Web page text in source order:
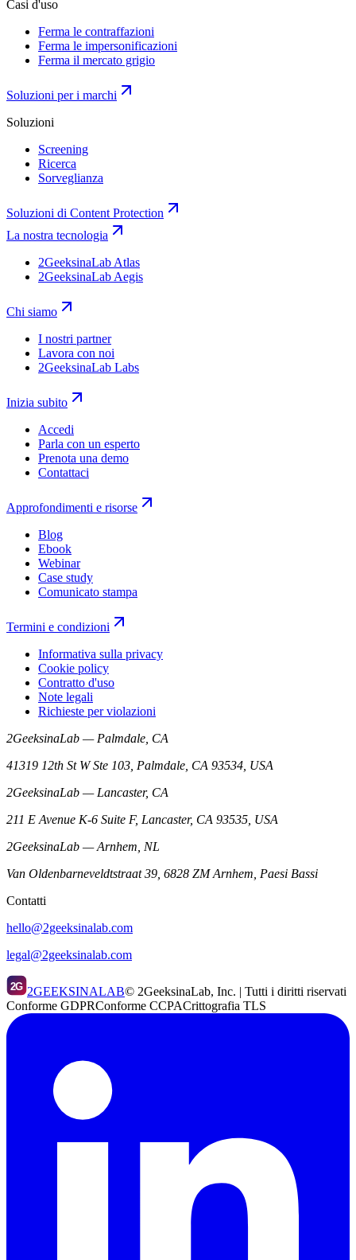
Casi d'uso
Ferma le contraffazioni
Ferma le impersonificazioni
Ferma il mercato grigio
Soluzioni per i marchi
Soluzioni
Screening
Ricerca
Sorveglianza
Soluzioni di Content Protection
La nostra tecnologia
2GeeksinaLab Atlas
2GeeksinaLab Aegis
Chi siamo
I nostri partner
Lavora con noi
2GeeksinaLab Labs
Inizia subito
Accedi
Parla con un esperto
Prenota una demo
Contattaci
Approfondimenti e risorse
Blog
Ebook
Webinar
Case study
Comunicato stampa
Termini e condizioni
Informativa sulla privacy
Cookie policy
Contratto d'uso
Note legali
Richieste per violazioni
2GeeksinaLab — Palmdale, CA
41319 12th St W Ste 103, Palmdale, CA 93534, USA
2GeeksinaLab — Lancaster, CA
211 E Avenue K-6 Suite F, Lancaster, CA 93535, USA
2GeeksinaLab — Arnhem, NL
Van Oldenbarneveldtstraat 39, 6828 ZM Arnhem, Paesi Bassi
Contatti
hello@2geeksinalab.com
legal@2geeksinalab.com
2G 2GEEKSINALAB© 2GeeksinaLab, Inc. | Tutti i diritti riservati
Conforme GDPRConforme CCPACrittografia TLS